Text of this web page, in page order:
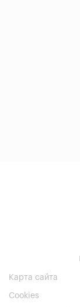
Карта сайта
Cookies